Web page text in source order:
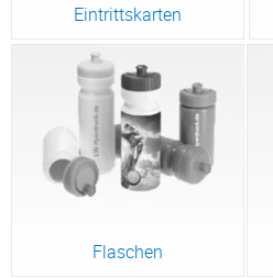
Eintrittskarten
Flaschen